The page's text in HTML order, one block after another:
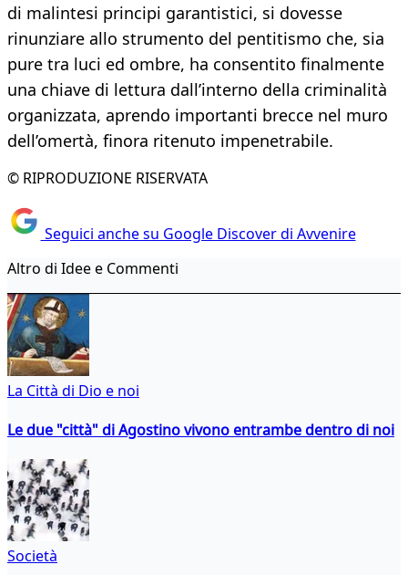
di malintesi principi garantistici, si dovesse
rinunziare allo strumento del pentitismo che, sia
pure tra luci ed ombre, ha consentito finalmente
una chiave di lettura dall’interno della criminalità
organizzata, aprendo importanti brecce nel muro
dell’omertà, finora ritenuto impenetrabile.
© RIPRODUZIONE RISERVATA
Seguici anche su Google Discover di Avvenire
Altro di Idee e Commenti
La Città di Dio e noi
Le due "città" di Agostino vivono entrambe dentro di noi
Società